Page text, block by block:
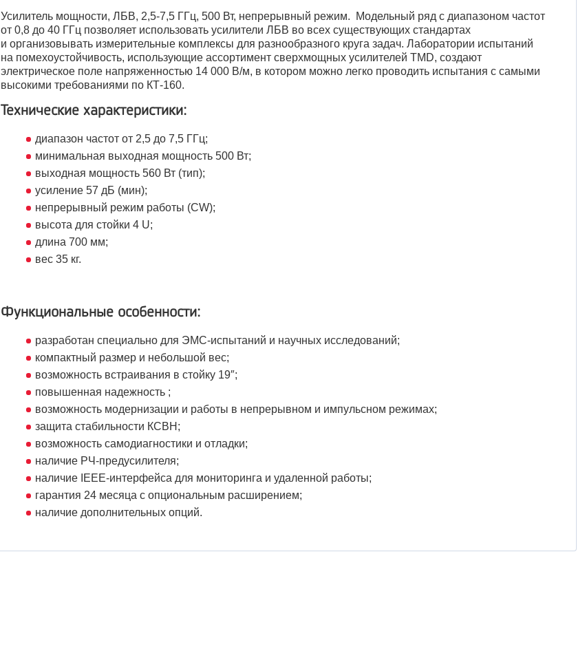
Усилитель мощности, ЛБВ, 2,5-7,5 ГГц, 500 Вт, непрерывный режим. Модельный ряд с диапазоном частот
от 0,8 до 40 ГГц позволяет использовать усилители ЛБВ во всех существующих стандартах
и организовывать измерительные комплексы для разнообразного круга задач. Лаборатории испытаний
на помехоустойчивость, использующие ассортимент сверхмощных усилителей TMD, создают
электрическое поле напряженностью 14 000 В/м, в котором можно легко проводить испытания с самыми
высокими требованиями по КТ-160.
Технические характеристики:
диапазон частот от 2,5 до 7,5 ГГц;
минимальная выходная мощность 500 Вт;
выходная мощность 560 Вт (тип);
усиление 57 дБ (мин);
непрерывный режим работы (CW);
высота для стойки 4 U;
длина 700 мм;
вес 35 кг.
Функциональные особенности:
разработан специально для ЭМС-испытаний и научных исследований;
компактный размер и небольшой вес;
возможность встраивания в стойку 19″;
повышенная надежность ;
возможность модернизации и работы в непрерывном и импульсном режимах;
защита стабильности КСВН;
возможность самодиагностики и отладки;
наличие РЧ-предусилителя;
наличие IEEE-интерфейса для мониторинга и удаленной работы;
гарантия 24 месяца с опциональным расширением;
наличие дополнительных опций.